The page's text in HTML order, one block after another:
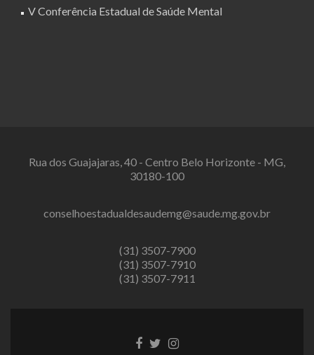
V Conferência Estadual de Saúde Mental
Rua dos Guajajaras, 40 - Centro Belo Horizonte - MG,
30180-100
conselhoestadualdesaudemg@saude.mg.gov.br
(31) 3507-7900
(31) 3507-7910
(31) 3507-7911
LinkLinkLink